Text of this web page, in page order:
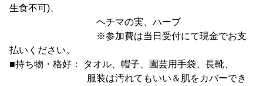
生食不可)、
ヘチマの実、ハーブ
※参加費は当日受付にて現金でお支
払いください。
■持ち物・格好： タオル、帽子、園芸用手袋、長靴、
服装は汚れてもいい＆肌をカバーでき